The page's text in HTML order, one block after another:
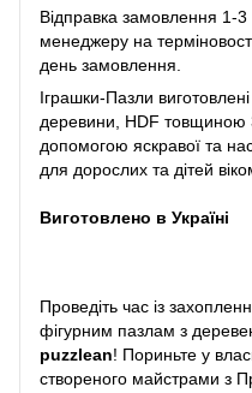
Відправка замовлення 1-3
менеджеру на
день замовлення.
Іграшки-Пазли
деревини, HDF
допомогою яскравої та
для дорослих та дітей
Виготовлено в Україні
Проведіть час із
фігурним пазлам з
puzzlean! Пориньте у
створеного майстрами з